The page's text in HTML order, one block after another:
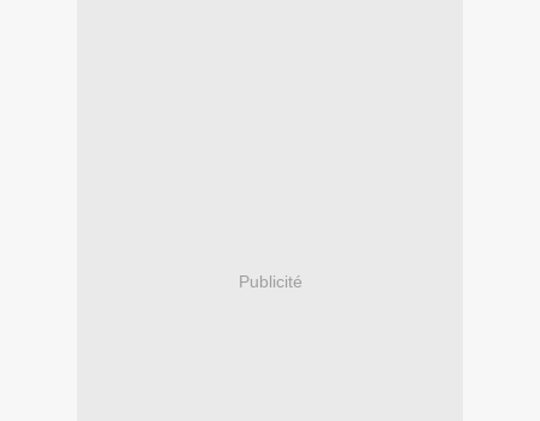
Publicité